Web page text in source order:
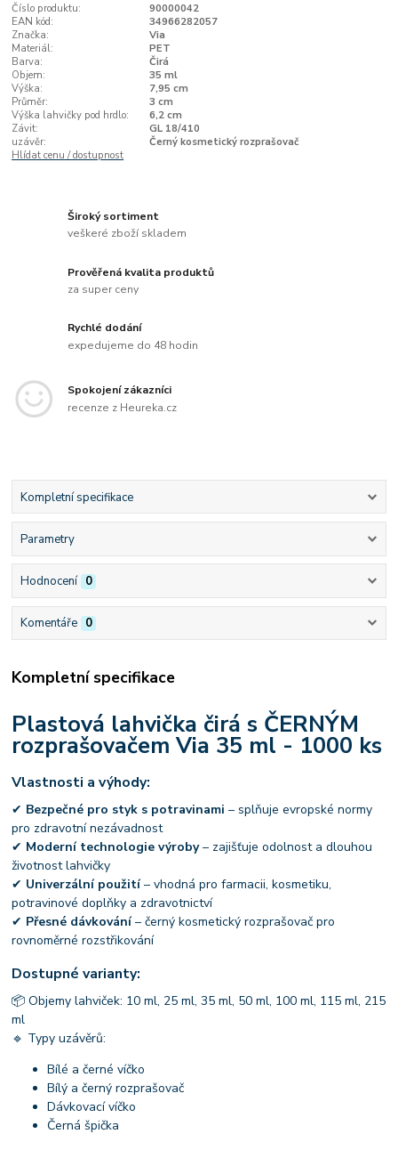
Číslo produktu:
90000042
EAN kód:
34966282057
Značka:
Via
Materiál:
PET
Barva:
Čirá
Objem:
35 ml
Výška:
7,95 cm
Průměr:
3 cm
Výška lahvičky pod hrdlo:
6,2 cm
Závit:
GL 18/410
uzávěr:
Černý kosmetický rozprašovač
Hlídat cenu / dostupnost
Široký sortiment
veškeré zboží skladem
Prověřená kvalita produktů
za super ceny
Rychlé dodání
expedujeme do 48 hodin
Spokojení zákazníci
recenze z Heureka.cz
Kompletní specifikace
Parametry
Hodnocení 0
Komentáře 0
Kompletní specifikace
Plastová lahvička čirá s ČERNÝM
rozprašovačem Via 35 ml - 1000 ks
Vlastnosti a výhody:
✔ Bezpečné pro styk s potravinami – splňuje evropské normy
pro zdravotní nezávadnost
✔ Moderní technologie výroby– zajišťuje odolnost a dlouhou
životnost lahvičky
✔ Univerzální použití– vhodná pro farmacii, kosmetiku,
potravinové doplňky a zdravotnictví
✔ Přesné dávkování– černý kosmetický rozprašovač pro
rovnoměrné rozstřikování
Dostupné varianty:
📦 Objemy lahviček: 10 ml, 25 ml, 35 ml, 50 ml, 100 ml, 115 ml, 215
ml
🔹 Typy uzávěrů:
Bílé a černé víčko
Bílý a černý rozprašovač
Dávkovací víčko
Černá špička